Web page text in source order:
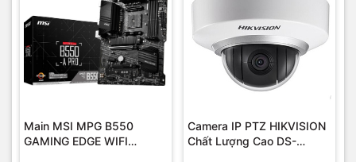
Main MSI MPG B550
GAMING EDGE WIFI
Camera IP PTZ HIKVISION
Chất Lượng Cao DS-